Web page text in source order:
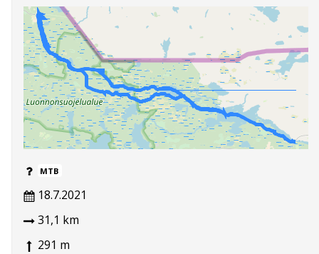
MTB
18.7.2021
31,1 km
291 m